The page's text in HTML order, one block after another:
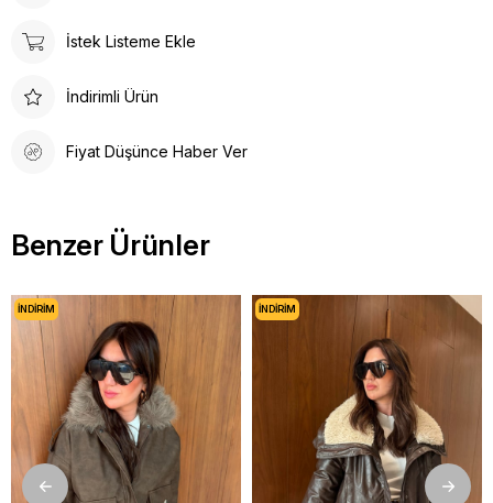
İstek Listeme Ekle
İndirimli Ürün
Fiyat Düşünce Haber Ver
Benzer Ürünler
İNDIRIM İNDIRIM